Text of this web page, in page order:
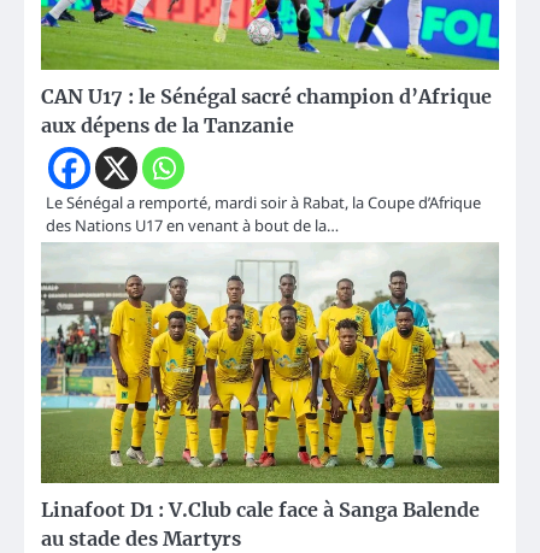
CAN U17 : le Sénégal sacré champion d’Afrique
aux dépens de la Tanzanie
Le Sénégal a remporté, mardi soir à Rabat, la Coupe d’Afrique
des Nations U17 en venant à bout de la…
Linafoot D1 : V.Club cale face à Sanga Balende
au stade des Martyrs